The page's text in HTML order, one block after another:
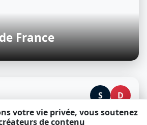
votre vie privée, vous soutenez
de contenu
France
S D